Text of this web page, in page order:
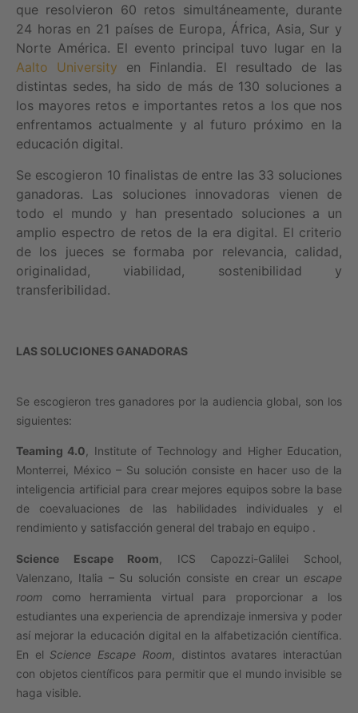
que resolvieron 60 retos simultáneamente, durante
24 horas en 21 países de Europa, África, Asia, Sur y
Norte América. El evento principal tuvo lugar en la
Aalto University en Finlandia. El resultado de las
distintas sedes, ha sido de más de 130 soluciones a
los mayores retos e importantes retos a los que nos
enfrentamos actualmente y al futuro próximo en la
educación digital.
Se escogieron 10 finalistas de entre las 33 soluciones
ganadoras. Las soluciones innovadoras vienen de
todo el mundo y han presentado soluciones a un
amplio espectro de retos de la era digital. El criterio
de los jueces se formaba por relevancia, calidad,
originalidad, viabilidad, sostenibilidad y
transferibilidad.
LAS SOLUCIONES GANADORAS
Se escogieron tres ganadores por la audiencia global, son los
siguientes:
Teaming 4.0 , Institute of Technology and Higher Education,
Monterrei, México – Su solución consiste en hacer uso de la
inteligencia artificial para crear mejores equipos sobre la base
de coevaluaciones de las habilidades individuales y el
rendimiento y satisfacción general del trabajo en equipo .
Science Escape Room , ICS Capozzi-Galilei School,
Valenzano, Italia – Su solución consiste en crear un escape
room como herramienta virtual para proporcionar a los
estudiantes una experiencia de aprendizaje inmersiva y poder
así mejorar la educación digital en la alfabetización científica.
En el Science Escape Room , distintos avatares interactúan
con objetos científicos para permitir que el mundo invisible se
haga visible.